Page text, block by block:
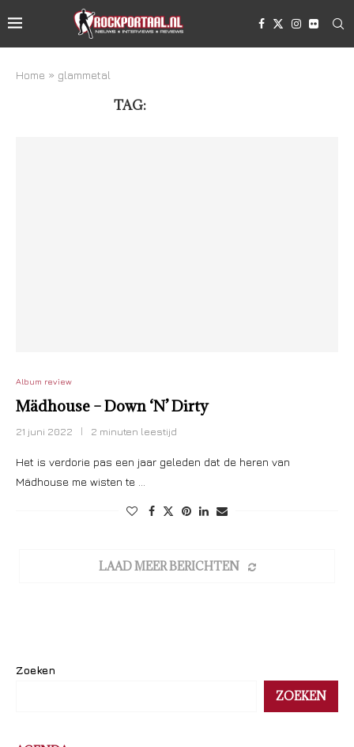
Home » glammetal
TAG:
Album review
Mädhouse – Down ‘N’ Dirty
21 juni 2022 2 minuten leestijd
Het is verdorie pas een jaar geleden dat de heren van
Mädhouse me wisten te …
LAAD MEER BERICHTEN
Zoeken
ZOEKEN